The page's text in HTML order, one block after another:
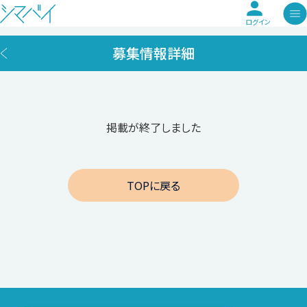
ログイン
募集情報詳細
掲載が終了しました
TOPに戻る